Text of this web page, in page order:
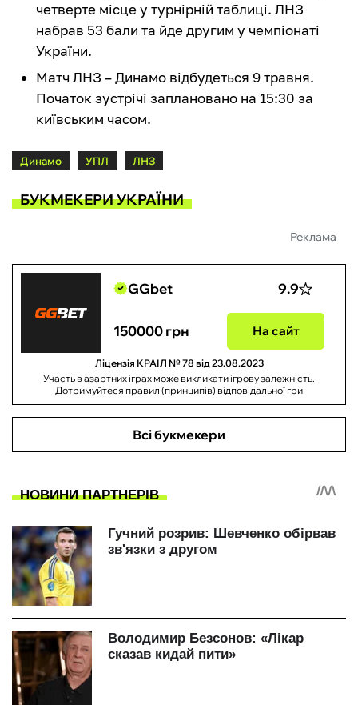
четверте місце у турнірній таблиці. ЛНЗ
набрав 53 бали та йде другим у чемпіонаті
України.
Матч ЛНЗ – Динамо відбудеться 9 травня.
Початок зустрічі заплановано на 15:30 за
київським часом.
Динамо УПЛ ЛНЗ
БУКМЕКЕРИ УКРАЇНИ
Реклама
GGbet 9.9
150000 грн На сайт
Ліцензія КРАІЛ № 78 від 23.08.2023
Участь в азартних іграх може викликати ігрову залежність.
Дотримуйтеся правил (принципів) відповідальної гри
Всі букмекери